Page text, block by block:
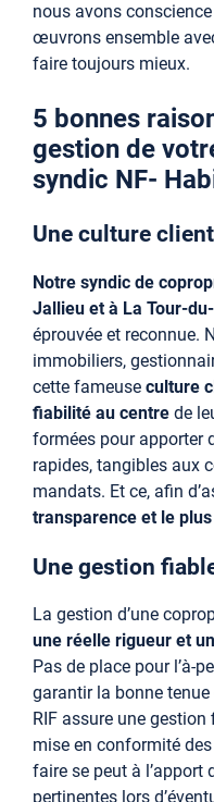
nous avons
œuvrons ensemble
faire toujours mieux.
5 bonnes
gestion de
syndic NF-
Une culture
Notre syndic de
Jallieu et à La Tour-
éprouvée et reconnue.
immobiliers,
cette fameuse culture
fiabilité au centre de
formées pour apporter
rapides, tangibles aux
mandats. Et ce, afin
transparence et le
Une gestion
La gestion d’une
une réelle rigueur et
Pas de place pour l’à-
garantir la bonne
RIF assure une
mise en conformité
faire se peut à l’apport
pertinentes lors